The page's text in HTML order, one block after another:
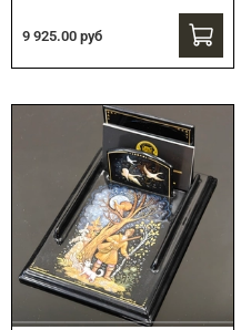
9 925.00 руб